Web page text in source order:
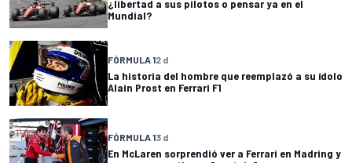
¿libertad a sus pilotos o pensar ya en el
Mundial?
FÓRMULA 12 d
La historia del hombre que reemplazó a su ídolo
Alain Prost en Ferrari F1
FÓRMULA 13 d
En McLaren sorprendió ver a Ferrari en Madring y